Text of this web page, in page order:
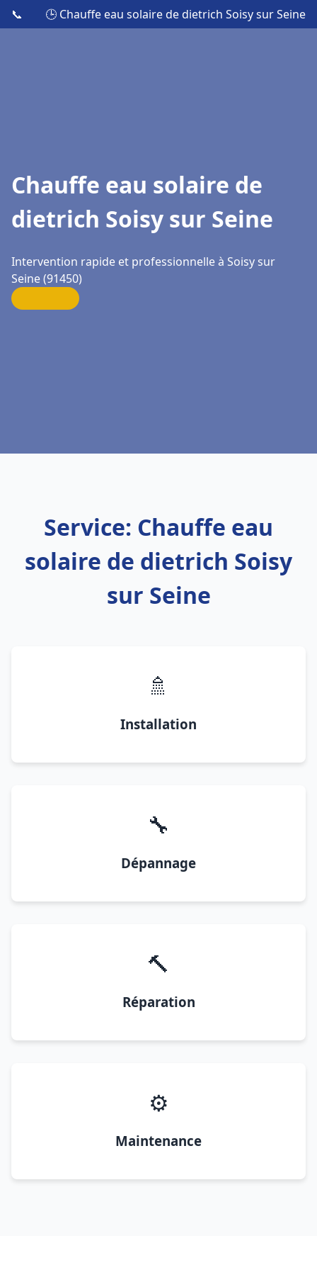
📞 🕒 Chauffe eau solaire de dietrich Soisy sur Seine
Chauffe eau solaire de
dietrich Soisy sur Seine
Intervention rapide et professionnelle à Soisy sur
Seine (91450)
Service: Chauffe eau
solaire de dietrich Soisy
sur Seine
🚿
Installation
🔧
Dépannage
🔨
Réparation
⚙️
Maintenance